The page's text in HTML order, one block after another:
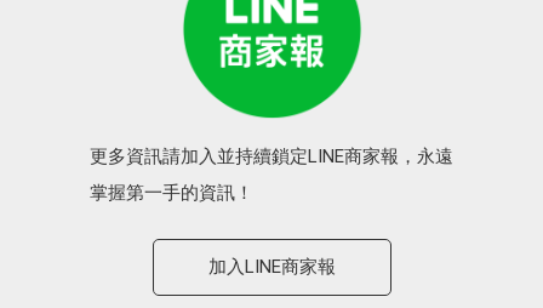
更多資訊請加入並持續鎖定LINE商家報，永遠
掌握第一手的資訊！
加入LINE商家報